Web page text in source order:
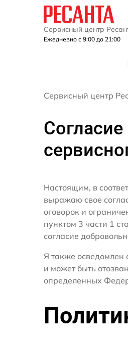
Сервисный центр
Ежедневно с 9:00 до 21:00
Сервисный центр
Настоящим, в
выражаю свое
оговорок и
пунктом 3 части 1
согласие
Я также осведомлен
и может быть
определенных